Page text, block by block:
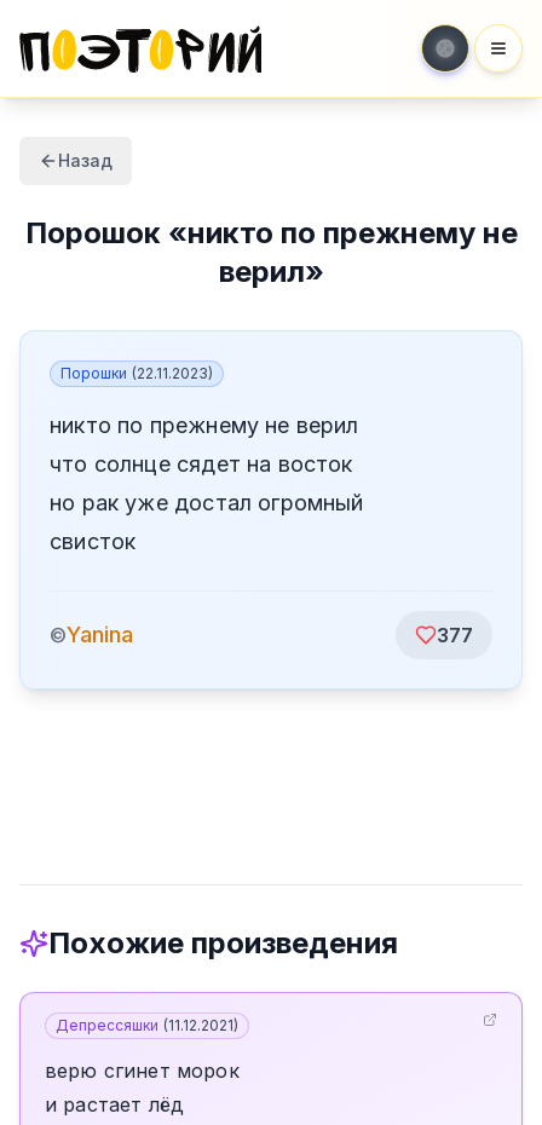
Назад
Порошок«никто по прежнему не
верил»
Порошки (22.11.2023)
никто по прежнему не верил
что солнце сядет на восток
но рак уже достал огромный
свисток
©Yanina 377
Похожие произведения
Депрессяшки (11.12.2021)
верю сгинет морок
и растает лёд